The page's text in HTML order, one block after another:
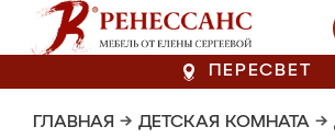
ПЕРЕСВЕТ
ГЛАВНАЯ → ДЕТСКАЯ КОМНАТА →